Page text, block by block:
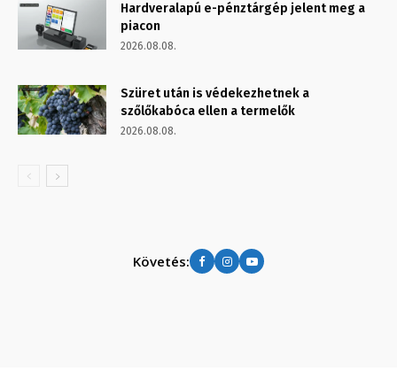
Hardveralapú e-pénztárgép jelent meg a
piacon
2026.08.08.
Szüret után is védekezhetnek a
szőlőkabóca ellen a termelők
2026.08.08.
Követés: